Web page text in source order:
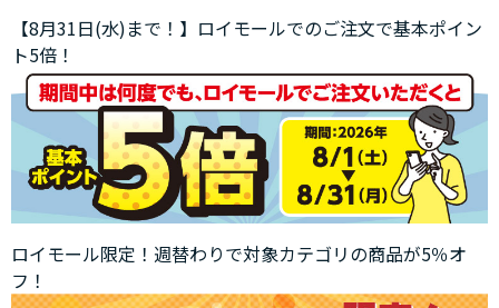
【8月31日(水)まで！】ロイモールでのご注文で基本ポイン
ト5倍！
ロイモール限定！週替わりで対象カテゴリの商品が5％オ
フ！